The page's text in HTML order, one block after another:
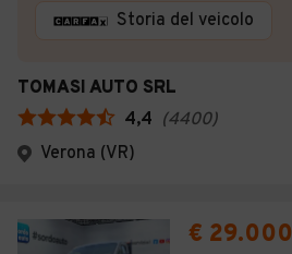
Storia del veicolo
TOMASI AUTO SRL
4,4 (4400)
Verona (VR)
€ 29.000